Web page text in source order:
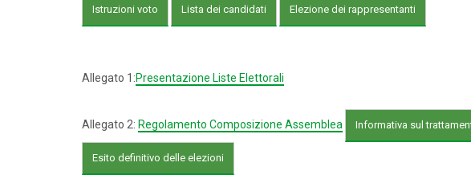
Istruzioni voto Lista dei candidati Elezione dei rappresentanti
Allegato 1:Presentazione Liste Elettorali
Allegato 2: Regolamento Composizione Assemblea Informativa sul
Esito definitivo delle elezioni